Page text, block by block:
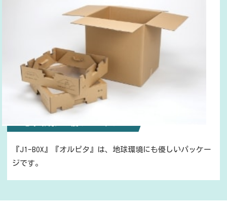
『J1-BOX』『オルピタ』は、地球環境にも優しいパッケー
ジです。